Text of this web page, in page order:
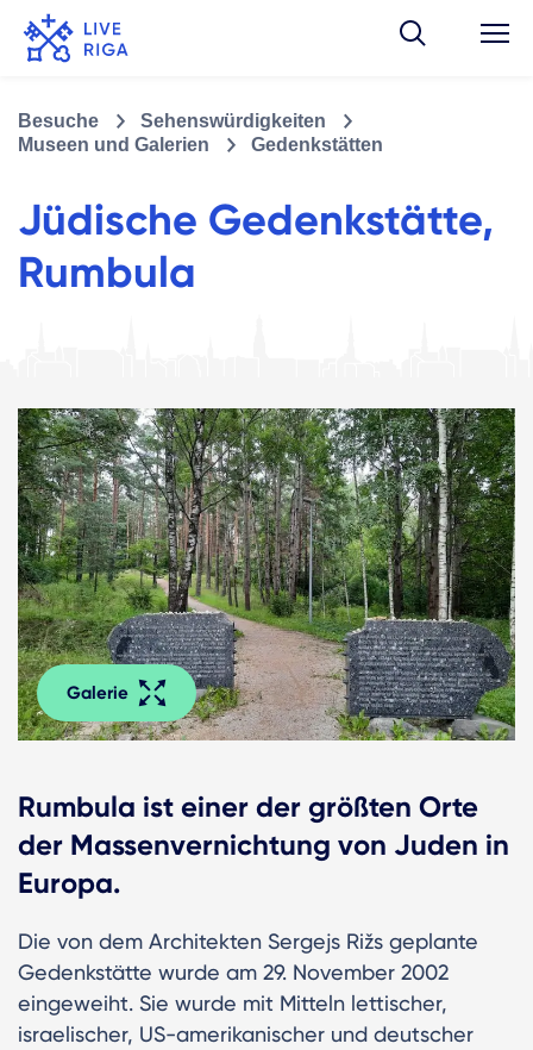
Besuche
Sehenswürdigkeiten
Museen und Galerien
Gedenkstätten
Jüdische Gedenkstätte,
Rumbula
Galerie
Rumbula ist einer der größten Orte
der Massenvernichtung von Juden in
Europa.
Die von dem Architekten Sergejs Rižs geplante
Gedenkstätte wurde am 29. November 2002
eingeweiht. Sie wurde mit Mitteln lettischer,
israelischer, US-amerikanischer und deutscher